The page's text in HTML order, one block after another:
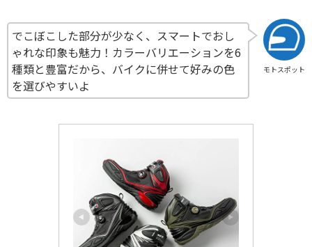
モトスポット
でこぼこした部分が少なく、スマートでおし
ゃれな印象も魅力！カラーバリエーションを6
種類と豊富だから、バイクに併せて好みの色
を選びやすいよ